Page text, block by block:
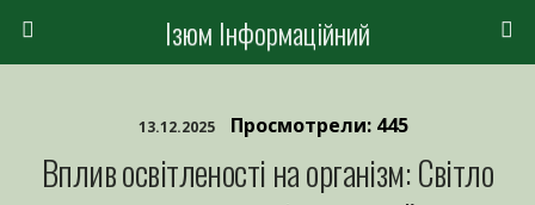
Ізюм Інформаційний
13.12.2025 Просмотрели: 445
Вплив освітленості на організм: Світло